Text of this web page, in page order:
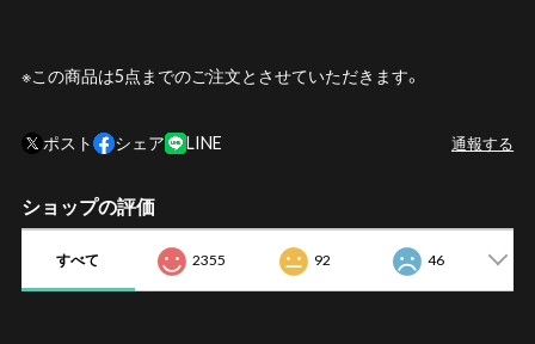
※この商品は5点までのご注文とさせていただきます。
ポスト シェア LINE 通報する
ショップの評価
すべて 2355 92 46